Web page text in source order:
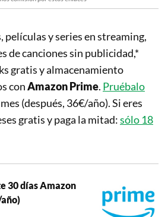
películas y series en streaming,
de canciones sin publicidad,*
gratis y almacenamiento
conAmazon Prime. Pruébalo
(después, 36€/año). Si eres
gratis y paga la mitad:sólo 18
30 días Amazon